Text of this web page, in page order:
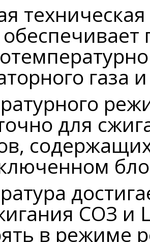
газа
для
СОЗ и
в режиме